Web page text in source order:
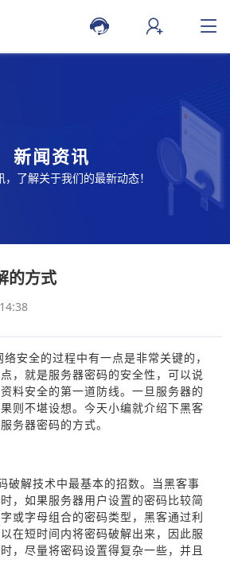
新闻资讯
，了解关于我们的最新动态！
的方式
全的过程中有一点是非常关键的，
，就是服务器密码的安全性，可以说
料安全的第一道防线。一旦服务器的
则不堪设想。今天小编就介绍下黑客
务器密码的方式。
破解技术中最基本的招数。当黑客事
，如果服务器用户设置的密码比较简
或字母组合的密码类型，黑客通过利
在短时间内将密码破解出来，因此服
，尽量将密码设置得复杂一些，并且